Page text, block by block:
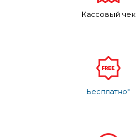
Кассовый чек
Бесплатно*